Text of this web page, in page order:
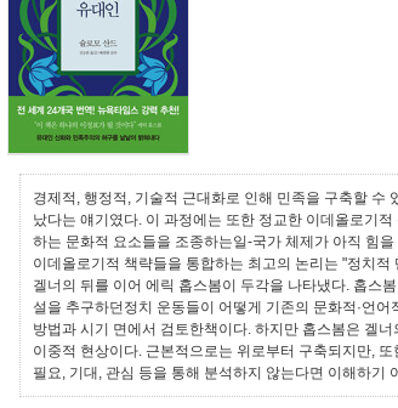
경제적, 행정적, 기술적 근대화로 인해 민족을 구축할 수
났다는 얘기였다. 이 과정에는 또한 정교한 이데올로기
하는 문화적 요소들을 조종하는일-국가 체제가 아직 힘
이데올로기적 책략들을 통합하는 최고의 논리는 "정치
겔너의 뒤를 이어 에릭 홉스봄이 두각을 나타냈다. 홉스
설을 추구하던정치 운동들이 어떻게 기존의 문화적·언어
방법과 시기 면에서 검토한책이다. 하지만 홉스봄은 겔
이중적 현상이다. 근본적으로는 위로부터 구축되지만,
필요, 기대, 관심 등을 통해 분석하지 않는다면 이해하기